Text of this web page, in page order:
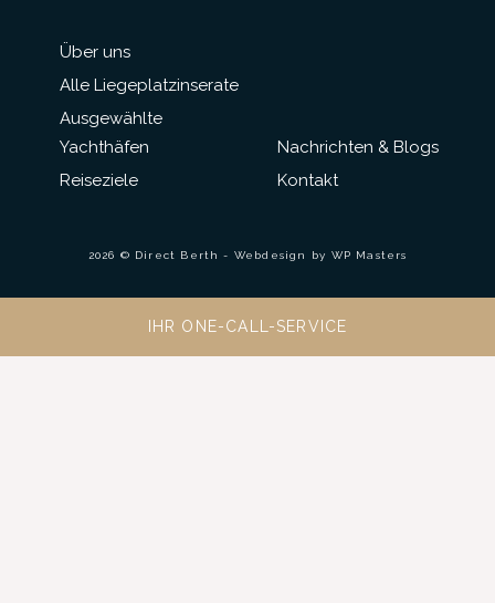
Über uns
Alle Liegeplatzinserate
Ausgewählte
Yachthäfen
Reiseziele
Nachrichten & Blogs
Kontakt
2026 © Direct Berth - Webdesign by WP Masters
IHR ONE-CALL-SERVICE